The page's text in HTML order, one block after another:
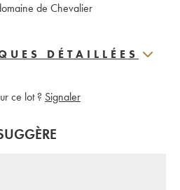
de Chevalier
DÉTAILLÉES
ce lot ? Signaler